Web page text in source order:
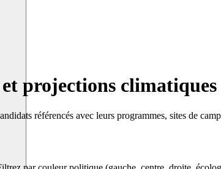
projections climatiques
référencés avec leurs programmes, sites de